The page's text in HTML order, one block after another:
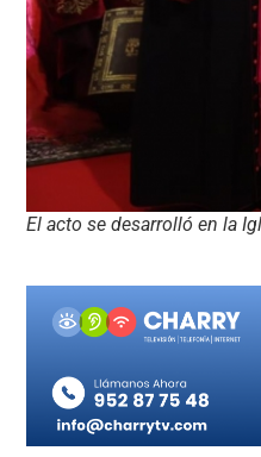
El acto se desarrolló en la